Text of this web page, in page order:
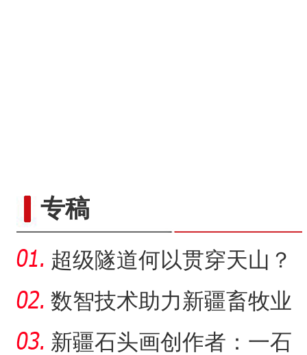
专稿
超级隧道何以贯穿天山？
数智技术助力新疆畜牧业
走“新”路
新疆石头画创作者：一石